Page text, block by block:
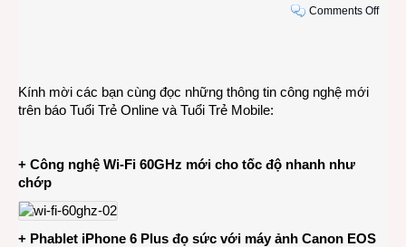
Comments Offon
Kính mời các bạn cùng đọc những thông tin công nghệ mới
trên báo Tuổi Trẻ Online và Tuổi Trẻ Mobile:
+ Công nghệ Wi-Fi 60GHz mới cho tốc độ nhanh như
chớp
+ Phablet iPhone 6 Plus đọ sức với máy ảnh Canon EOS